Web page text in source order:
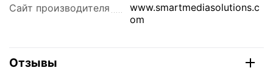
Сайт производителя
www.smartmediasolutions.c
om
Отзывы